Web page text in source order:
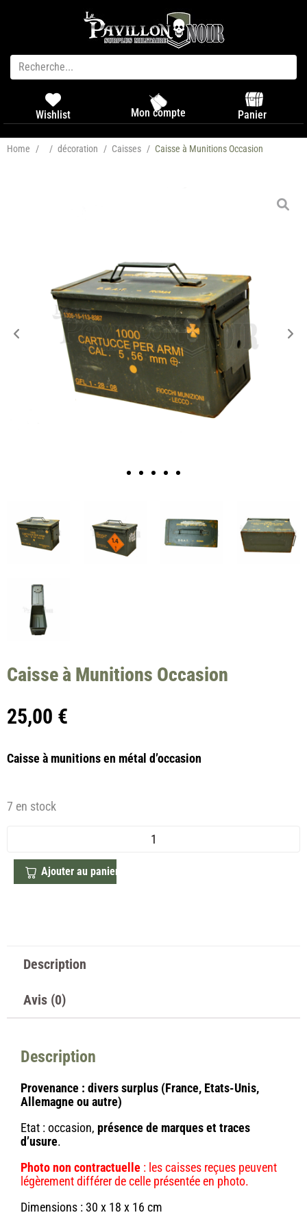
Wishlist Mon compte Panier
Home / / décoration / Caisses / Caisse à Munitions Occasion
Caisse à Munitions Occasion
25,00 €
Caisse à munitions en métal d’occasion
7 en stock
Ajouter au panier
Description
Avis (0)
Description
Provenance : divers surplus (France, Etats-Unis,
Allemagne ou autre)
Etat : occasion, présence de marques et traces
d’usure.
Photo non contractuelle : les caisses reçues peuvent
légèrement différer de celle présentée en photo.
Dimensions : 30 x 18 x 16 cm